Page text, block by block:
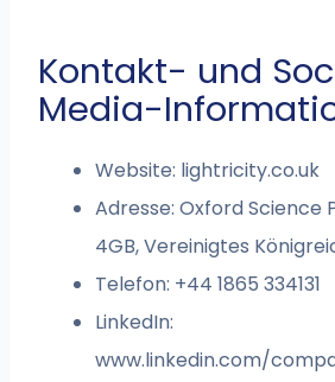
Kontakt- und
Media-
Website: lightricity.co.uk
Adresse: Oxford Science
4GB, Vereinigtes
Telefon: +44 1865 334131
LinkedIn:
www.linkedin.com/